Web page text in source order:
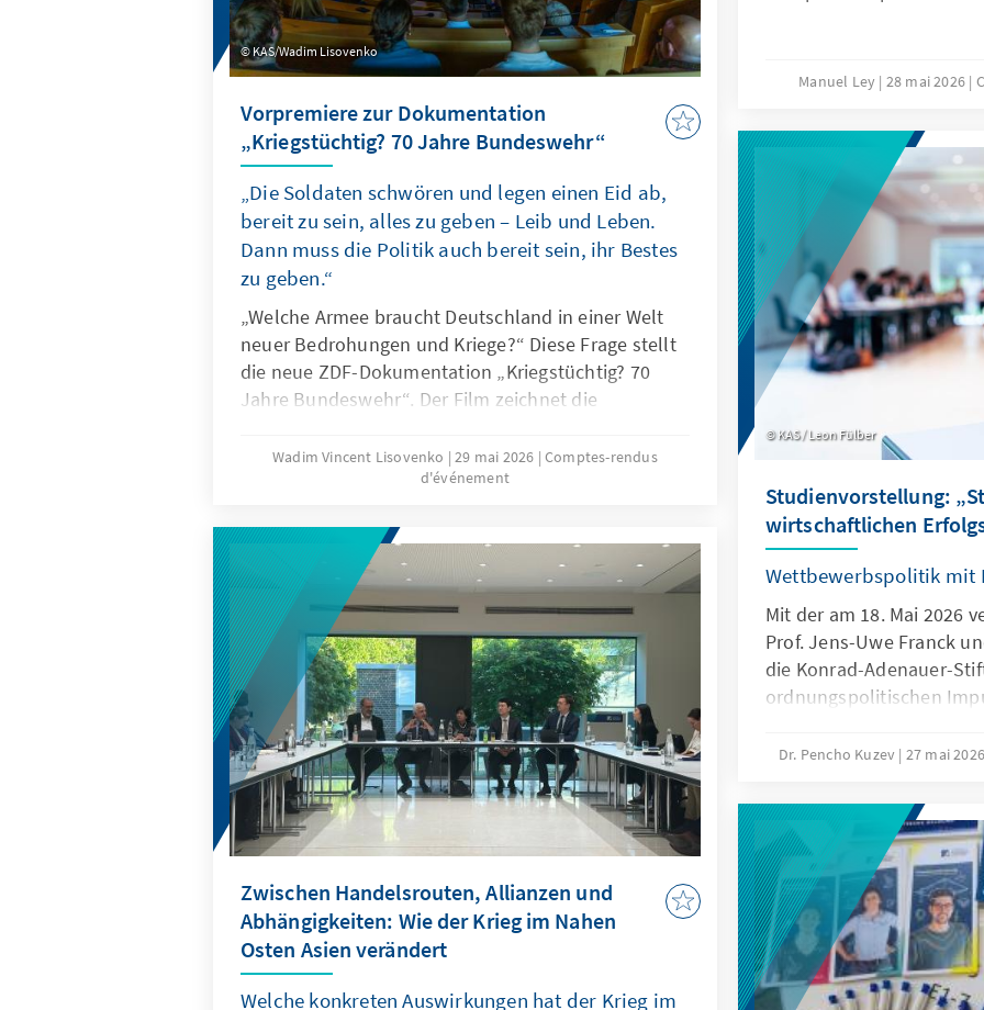
KAS/Wadim Lisovenko
Vorpremiere zur Dokumentation
„Kriegstüchtig? 70 Jahre Bundeswehr“
„Die Soldaten schwören und legen einen Eid ab,
bereit zu sein, alles zu geben – Leib und Leben.
Dann muss die Politik auch bereit sein, ihr Bestes
zu geben.“
„Welche Armee braucht Deutschland in einer Welt
neuer Bedrohungen und Kriege?“ Diese Frage stellt
die neue ZDF-Dokumentation „Kriegstüchtig? 70
Jahre Bundeswehr“. Der Film zeichnet die
Gründung nach und stellt zugleich die drängende
Frage nach ihrer aktuellen Einsatzfähigkeit in einer
Anschluss diskutierten der Militärhistoriker Prof. Dr.
Sönke Neitzel, Oberstleutnant Prof. Dr. Daniela Klix,
der Wehrbeauftragte Henning Otte sowie der Autor
des Films, Jörg Müllner, über die Herausforderungen
der Bundeswehr und die Konsequenzen der
Zeitenwende.
Wadim Vincent Lisovenko 29 mai 2026 Comptes-rendus
d'événement
Manuel Ley 28 mai 2026
KAS / Leon Fülber
Studienvorstellung:
wirtschaftlichen
Wettbewerbspolitik mit
Mit der am 18. Mai 2026
Prof. Jens-Uwe Franck
die Konrad-Adenauer-
ordnungspolitischen
über die Zukunft der
ergänzt durch ein
Instituts, Prof. Clemens
Generalsekretärs Dr.
Wettbewerb wieder
wirtschaftspolitischer
zugleich Reformoptionen
Ordnungsrahmen zu
Dr. Pencho Kuzev 27 mai 2026
Zwischen Handelsrouten, Allianzen und
Abhängigkeiten: Wie der Krieg im Nahen
Osten Asien verändert
Welche konkreten Auswirkungen hat der Krieg im